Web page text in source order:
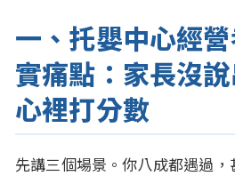
一、托嬰中心經
實痛點：家長沒
心裡打分數
先講三個場景。你八成都遇過，